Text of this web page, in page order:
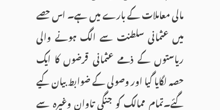
مالی معاملات کے بارے میں ہے۔ اس حصے
میں عثمانی سلطنت سے الگ ہونے والی
ریاستوں کے ذمے عثمانی قرضوں کا ایک
حصہ لگایا گیا اور وصولی کے ضوابط بیان کیے
گئے۔تمام ممالک کو جنگی تاوان وغیرہ سے